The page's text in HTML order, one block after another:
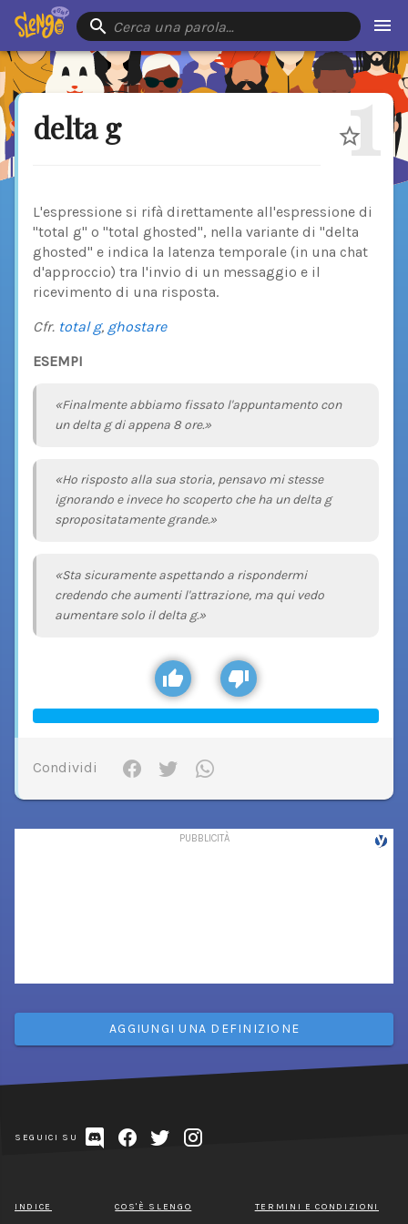
Cerca una parola…
delta g 1
L'espressione si rifà direttamente all'espressione di
"total g" o "total ghosted", nella variante di "delta
ghosted" e indica la latenza temporale (in una chat
d'approccio) tra l'invio di un messaggio e il
ricevimento di una risposta.
Cfr. total g, ghostare
ESEMPI
«Finalmente abbiamo fissato l'appuntamento con
un delta g di appena 8 ore.»
«Ho risposto alla sua storia, pensavo mi stesse
ignorando e invece ho scoperto che ha un delta g
spropositatamente grande.»
«Sta sicuramente aspettando a rispondermi
credendo che aumenti l'attrazione, ma qui vedo
aumentare solo il delta g.»
Condividi
AGGIUNGI UNA DEFINIZIONE
SEGUICI SU
INDICE COS'È SLENGO TERMINI E CONDIZIONI